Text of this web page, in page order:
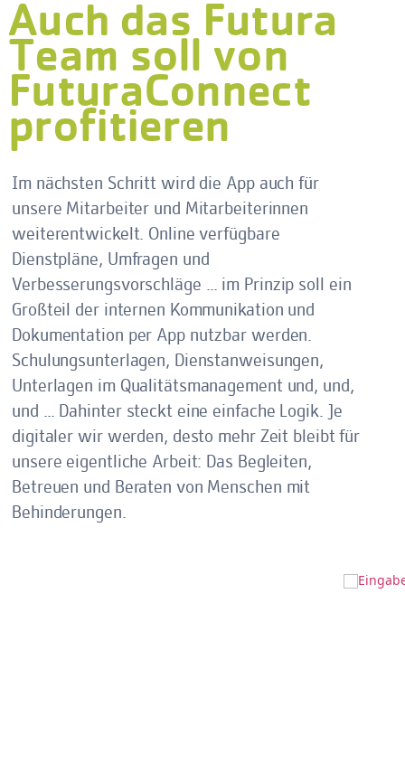
Auch das Futura
Team soll von
FuturaConnect
profitieren
Im nächsten Schritt wird die App auch für
unsere Mitarbeiter und Mitarbeiterinnen
weiterentwickelt. Online verfügbare
Dienstpläne, Umfragen und
Verbesserungsvorschläge … im Prinzip soll ein
Großteil der internen Kommunikation und
Dokumentation per App nutzbar werden.
Schulungsunterlagen, Dienstanweisungen,
Unterlagen im Qualitätsmanagement und, und,
und … Dahinter steckt eine einfache Logik. Je
digitaler wir werden, desto mehr Zeit bleibt für
unsere eigentliche Arbeit: Das Begleiten,
Betreuen und Beraten von Menschen mit
Behinderungen.